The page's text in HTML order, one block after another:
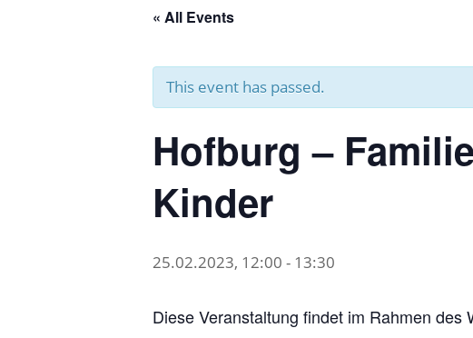
« All Events
This event has passed.
Hofburg –
Kinder
25.02.2023, 12:00 - 13:30
Diese Veranstaltung findet im Rahmen des